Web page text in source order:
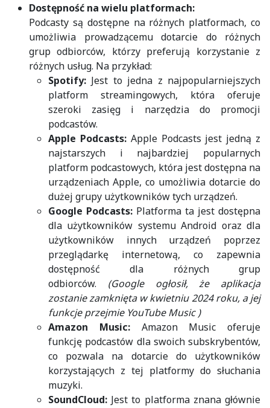
Dostępność na wielu platformach:
Podcasty są dostępne na różnych platformach, co
umożliwia prowadzącemu dotarcie do różnych
grup odbiorców, którzy preferują korzystanie z
różnych usług. Na przykład:
Spotify: Jest to jedna z najpopularniejszych
platform streamingowych, która oferuje
szeroki zasięg i narzędzia do promocji
podcastów.
Apple Podcasts:Apple Podcasts jest jedną z
najstarszych i najbardziej popularnych
platform podcastowych, która jest dostępna na
urządzeniach Apple, co umożliwia dotarcie do
dużej grupy użytkowników tych urządzeń.
Google Podcasts: Platforma ta jest dostępna
dla użytkowników systemu Android oraz dla
użytkowników innych urządzeń poprzez
przeglądarkę internetową, co zapewnia
dostępność dla różnych grup
odbiorców. (Google ogłosił, że aplikacja
zostanie zamknięta w kwietniu 2024 roku, a jej
funkcje przejmie YouTube Music )
Amazon Music:Amazon Music oferuje
funkcję podcastów dla swoich subskrybentów,
co pozwala na dotarcie do użytkowników
korzystających z tej platformy do słuchania
muzyki.
SoundCloud: Jest to platforma znana głównie